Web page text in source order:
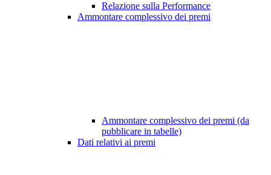
Relazione sulla Performance
Ammontare complessivo dei premi
Ammontare complessivo dei premi (da
pubblicare in tabelle)
Dati relativi ai premi